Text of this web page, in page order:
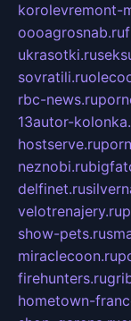
korolevremont-
oooagrosnab.ru
ukrasotki.ru
sovratili.ru
rbc-news.ru
13autor-
hostserve.ru
neznobi.ru
delfinet.ru
velotrenajery.ru
show-pets.ru
miraclecoon.ru
firehunters.ru
hometown-